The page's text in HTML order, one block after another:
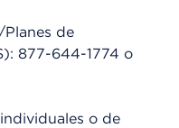
de
877-644-1774 o
o de